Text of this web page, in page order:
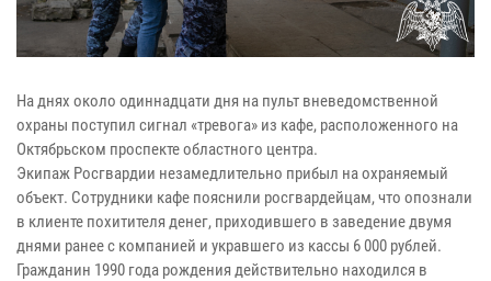
На днях около одиннадцати дня на пульт вневедомственной
охраны поступил сигнал «тревога» из кафе, расположенного на
Октябрьском проспекте областного центра.
Экипаж Росгвардии незамедлительно прибыл на охраняемый
объект. Сотрудники кафе пояснили росгвардейцам, что опознали
в клиенте похитителя денег, приходившего в заведение двумя
днями ранее с компанией и укравшего из кассы 6 000 рублей.
Гражданин 1990 года рождения действительно находился в